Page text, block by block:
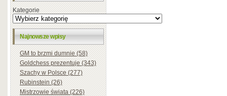
Kategorie
Najnowsze wpisy
GM to brzmi dumnie (58)
Goldchess prezentuje (343)
Szachy w Polsce (277)
Rubinstein (26)
Mistrzowie świata (226)